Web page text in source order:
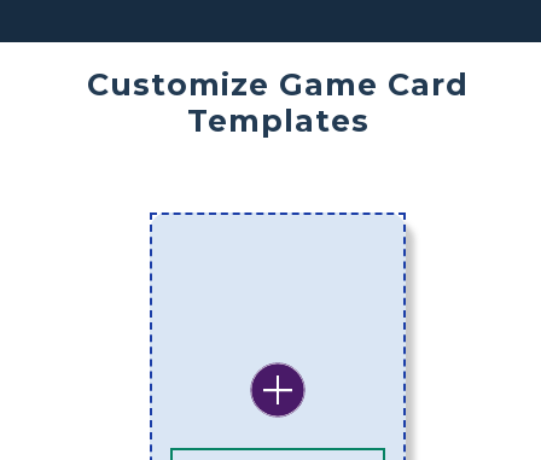
Customize Game Card
Templates